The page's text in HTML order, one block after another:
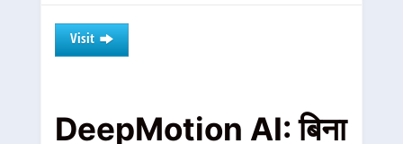
Visit
DeepMotion AI: बिना